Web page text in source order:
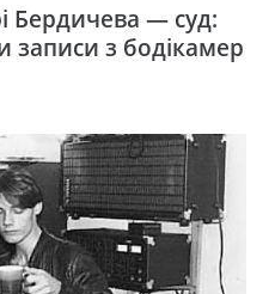
Бердичева — суд:
записи з бодікамер